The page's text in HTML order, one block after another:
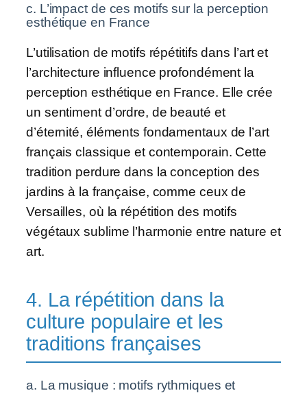
c. L’impact de ces motifs sur la perception
esthétique en France
L’utilisation de motifs répétitifs dans l’art et
l’architecture influence profondément la
perception esthétique en France. Elle crée
un sentiment d’ordre, de beauté et
d’éternité, éléments fondamentaux de l’art
français classique et contemporain. Cette
tradition perdure dans la conception des
jardins à la française, comme ceux de
Versailles, où la répétition des motifs
végétaux sublime l’harmonie entre nature et
art.
4. La répétition dans la
culture populaire et les
traditions françaises
a. La musique : motifs rythmiques et